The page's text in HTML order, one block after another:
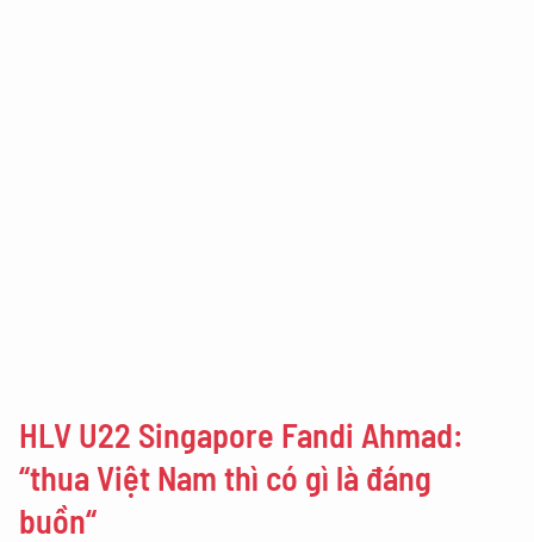
HLV U22 Singapore Fandi Ahmad:
“thua Việt Nam thì có gì là đáng
buồn“